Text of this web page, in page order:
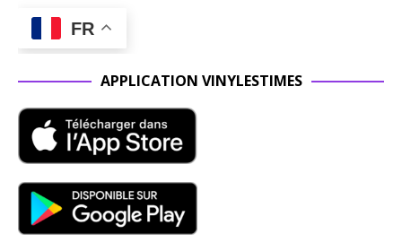
FR
APPLICATION VINYLESTIMES